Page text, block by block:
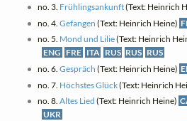
no. 3. Frühlingsankunft(Text: Heinrich
no. 4. Gefangen (Text: Heinrich Heine)
no. 5. Mond und Lilie(Text: Heinrich
ENG FRE ITA RUS RUS RUS
no. 6. Gespräch (Text: Heinrich Heine)
no. 7. Höchstes Glück(Text: Heinrich
no. 8. Altes Lied (Text: Heinrich Heine)
UKR